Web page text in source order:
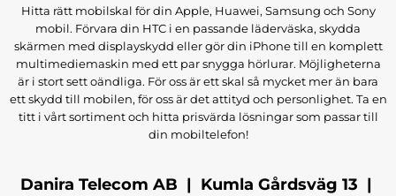
Hitta rätt mobilskal för din Apple, Huawei, Samsung och Sony
mobil. Förvara din HTC i en passande läderväska, skydda
skärmen med displayskydd eller gör din iPhone till en komplett
multimediemaskin med ett par snygga hörlurar. Möjligheterna
är i stort sett oändliga. För oss är ett skal så mycket mer än bara
ett skydd till mobilen, för oss är det attityd och personlighet. Ta en
titt i vårt sortiment och hitta prisvärda lösningar som passar till
din mobiltelefon!
Danira Telecom AB | Kumla Gårdsväg 13 |